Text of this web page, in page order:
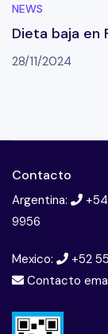
NEWS
Dieta baja en
28/11/2024
Contacto
Argentina:
9956
Mexico:
+52
Contacto